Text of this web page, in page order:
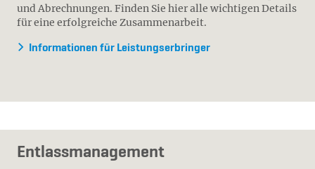
und Abrechnungen. Finden Sie hier alle wichtigen Details
für eine erfolgreiche Zusammenarbeit.
Informationen für Leistungserbringer
Entlassmanagement